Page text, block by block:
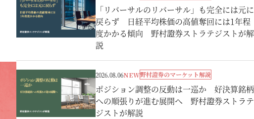
「リバーサルのリバーサル」も完全には元に
戻らず 日経平均株価の高値奪回には1年程
度かかる傾向 野村證券ストラテジストが解
説
2026.08.06NEW野村證券のマーケット解説
ポジション調整の反動は一巡か 好決算銘柄
への順張りが進む展開へ 野村證券ストラテ
ジストが解説